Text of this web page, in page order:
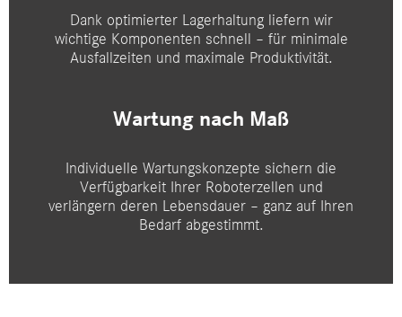
Dank optimierter Lagerhaltung liefern wir
wichtige Komponenten schnell – für minimale
Ausfallzeiten und maximale Produktivität.
Wartung nach Maß
Individuelle Wartungskonzepte sichern die
Verfügbarkeit Ihrer Roboterzellen und
verlängern deren Lebensdauer – ganz auf Ihren
Bedarf abgestimmt.